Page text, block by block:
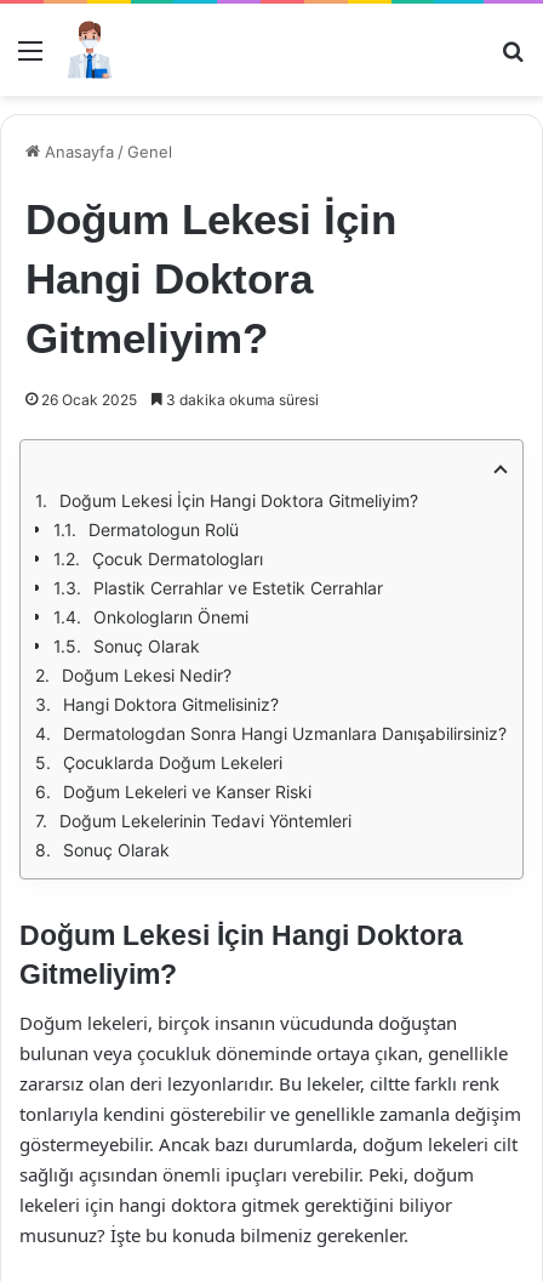
Menü
Anasayfa /Genel
Doğum Lekesi İçin
Hangi Doktora
Gitmeliyim?
26 Ocak 2025 3 dakika okuma süresi
Doğum Lekesi İçin Hangi Doktora Gitmeliyim?
Dermatologun Rolü
Çocuk Dermatologları
Plastik Cerrahlar ve Estetik Cerrahlar
Onkologların Önemi
Sonuç Olarak
Doğum Lekesi Nedir?
Hangi Doktora Gitmelisiniz?
Dermatologdan Sonra Hangi Uzmanlara Danışabilirsiniz?
Çocuklarda Doğum Lekeleri
Doğum Lekeleri ve Kanser Riski
Doğum Lekelerinin Tedavi Yöntemleri
Sonuç Olarak
Doğum Lekesi İçin Hangi Doktora
Gitmeliyim?
Doğum lekeleri, birçok insanın vücudunda doğuştan
bulunan veya çocukluk döneminde ortaya çıkan, genellikle
zararsız olan deri lezyonlarıdır. Bu lekeler, ciltte farklı renk
tonlarıyla kendini gösterebilir ve genellikle zamanla değişim
göstermeyebilir. Ancak bazı durumlarda, doğum lekeleri cilt
sağlığı açısından önemli ipuçları verebilir. Peki, doğum
lekeleri için hangi doktora gitmek gerektiğini biliyor
musunuz? İşte bu konuda bilmeniz gerekenler.